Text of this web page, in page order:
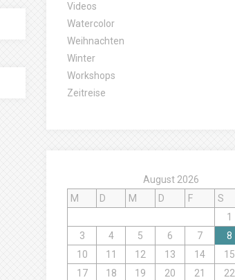
Videos
Watercolor
Weihnachten
Winter
Workshops
Zeitreise
August 2026
M
D M D F S
1
3
4 5 6 7 8
10
11 12 13 14 15
17
18 19 20 21 22